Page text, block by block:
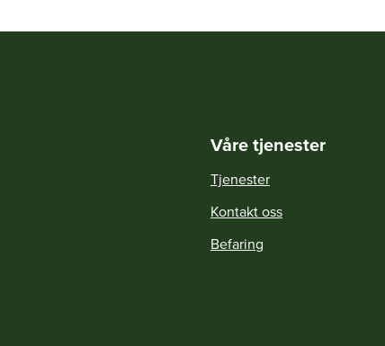
Våre tjenester
Tjenester
Kontakt oss
Befaring